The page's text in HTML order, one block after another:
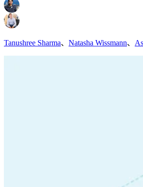
Tanushree Sharma、 Natasha Wissmann、